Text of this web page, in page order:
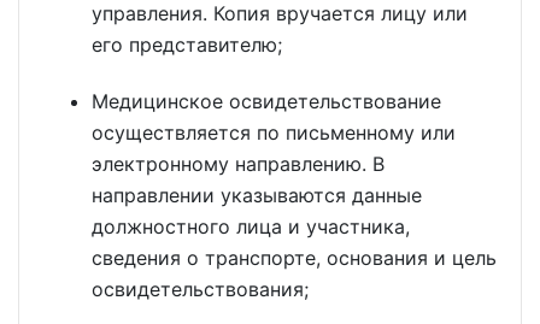
управления. Копия вручается лицу или
его представителю;
Медицинское освидетельствование
осуществляется по письменному или
электронному направлению. В
направлении указываются данные
должностного лица и участника,
сведения о транспорте, основания и цель
освидетельствования;